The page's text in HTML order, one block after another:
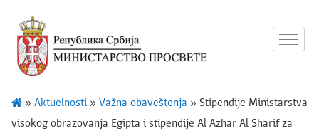
» Aktuelnosti» Važna obaveštenja » Stipendije Ministarstva
visokog obrazovanja Egipta i stipendije Al Azhar Al Sharif za